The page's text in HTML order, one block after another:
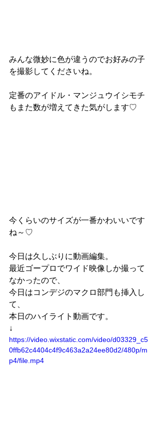
みんな微妙に色が違うのでお好みの子
を撮影してくださいね。
定番のアイドル・マンジュウイシモチ
もまた数が増えてきた気がします♡
今くらいのサイズが一番かわいいです
ね～♡
今日は久しぶりに動画編集。
最近ゴープロでワイド映像しか撮って
なかったので、
今日はコンデジのマクロ部門も挿入し
て、
本日のハイライト動画です。
↓
https://video.wixstatic.com/video/d03329_c5
0ffb62c4404c4f9c463a2a24ee80d2/480p/m
p4/file.mp4